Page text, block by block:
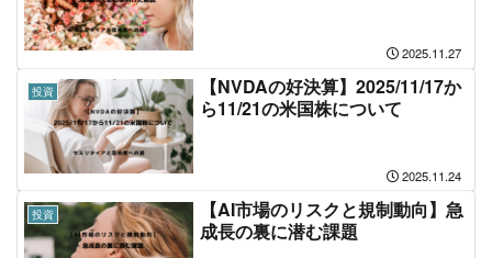
2025.11.27
投資
【NVDAの好決算】2025/11/17か
ら11/21の米国株について
2025.11.24
投資
【AI市場のリスクと規制動向】急
成長の裏に潜む課題